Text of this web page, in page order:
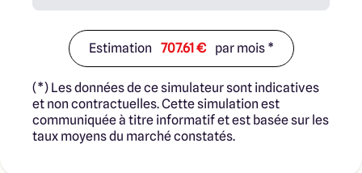
transaction et ne participent à la vente. Prix indiqués par
nos partenaires fonciers.
Estimation
707.61 € par mois *
(*) Les données de ce simulateur sont indicatives
et non contractuelles. Cette simulation est
communiquée à titre informatif et est basée sur les
taux moyens du marché constatés.